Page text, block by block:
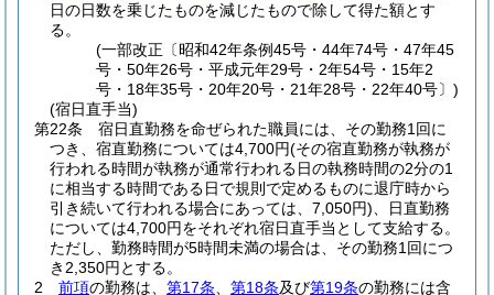
日の日数を乗じたものを減じたもので除して得た額とす
る。
(一部改正〔昭和42年条例45号・44年74号・47年45
号・50年26号・平成元年29号・2年54号・15年2
号・18年35号・20年20号・21年28号・22年40号〕)
(宿日直手当)
第22条
宿日直勤務を命ぜられた職員には、その勤務1回に
つき、宿直勤務については4,700円(その宿直勤務が執務が
行われる時間が執務が通常行われる日の執務時間の2分の1
に相当する時間である日で規則で定めるものに退庁時から
引き続いて行われる場合にあっては、7,050円) 、日直勤務
については4,700円をそれぞれ宿日直手当として支給する。
ただし、勤務時間が5時間未満の場合は、その勤務1回につ
き2,350円とする。
2
前項の勤務は、 第17条 第18条及び第19条の勤務には含